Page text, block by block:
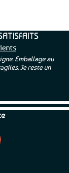
Emballage au
Je reste un